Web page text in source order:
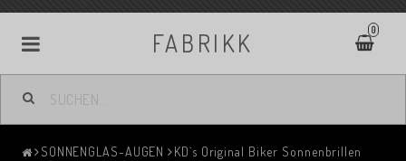
FABRIKK 0
SONNENGLAS-AUGEN
KD`s Original Biker Sonnenbrillen